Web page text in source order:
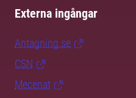
Externa ingångar
Antagning.se
CSN
Mecenat